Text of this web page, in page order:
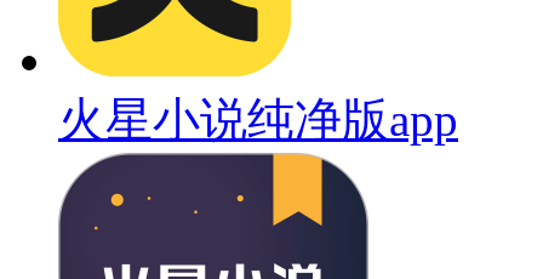
火星小说纯净版app